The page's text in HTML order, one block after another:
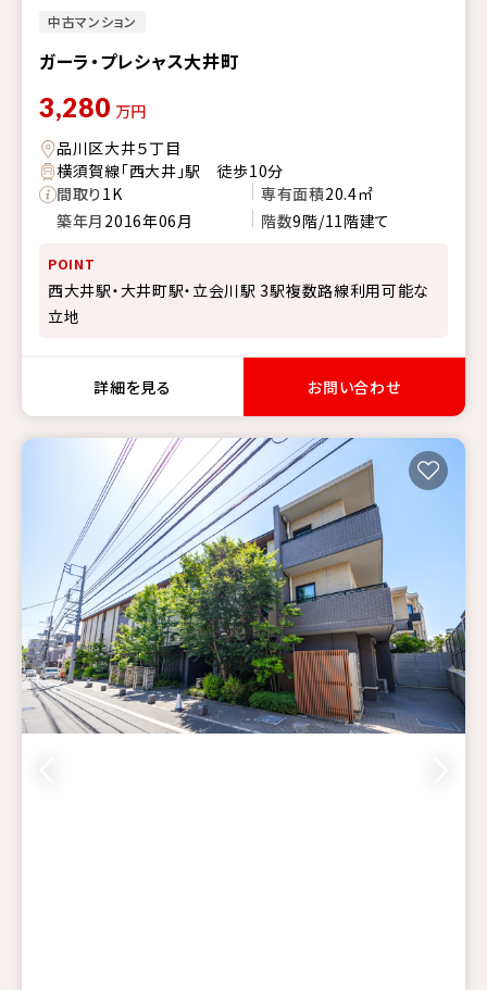
中古マンション
ガーラ・プレシャス大井町
3,280 万円
品川区大井５丁目
横須賀線「西大井」駅 徒歩10分
間取り1K 専有面積20.4㎡
築年月 2016年06月 階数9階/11階建て
POINT
西大井駅・大井町駅・立会川駅 3駅複数路線利用可能な
立地
詳細を見る お問い合わせ